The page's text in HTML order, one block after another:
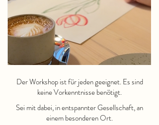
Der Workshop ist für jeden geeignet. Es sind
keine Vorkenntnisse benötigt.
Sei mit dabei, in entspannter Gesellschaft, an
einem besonderen Ort.